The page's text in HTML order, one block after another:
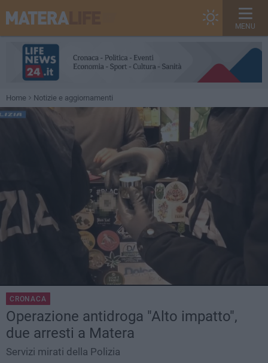
MENU
Home Notizie e aggiornamenti
CRONACA
Operazione antidroga "Alto impatto",
due arresti a Matera
Servizi mirati della Polizia